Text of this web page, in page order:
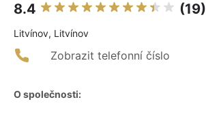
8.4 (19)
Litvínov, Litvínov
Zobrazit telefonní číslo
O společnosti: